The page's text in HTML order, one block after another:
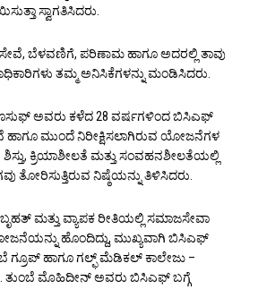
ಸ್ವಾಗತಿಸಿದರು.
ಬೆಳವಣಿಗೆ, ಪರಿಣಾಮ ಹಾಗೂ ಅದರಲ್ಲಿ ತಾವು
ತಮ್ಮ ಅನಿಸಿಕೆಗಳನ್ನು ಮಂಡಿಸಿದರು.
ಅವರು ಕಳೆದ 28 ವರ್ಷಗಳಿಂದ ಬಿಸಿಎಫ್
ಹಾಗೂ ಮುಂದೆ ನಿರೀಕ್ಷಿಸಲಾಗಿರುವ ಯೋಜನೆಗಳ
ಶಿಸ್ತು, ಕ್ರಿಯಾಶೀಲತೆ ಮತ್ತು ಸಂವಹನಶೀಲತೆಯಲ್ಲಿ
ತೋರಿಸುತ್ತಿರುವ ನಿಷ್ಠೆಯನ್ನು ತಿಳಿಸಿದರು.
ಮತ್ತು ವ್ಯಾಪಕ ರೀತಿಯಲ್ಲಿ ಸಮಾಜಸೇವಾ
ಹೊಂದಿದ್ದು, ಮುಖ್ಯವಾಗಿ ಬಿಸಿಎಫ್
ಗ್ರೂಪ್ ಹಾಗೂ ಗಲ್ಫ್ ಮೆಡಿಕಲ್ ಕಾಲೇಜು –
ಡಾ. ತುಂಬೆ ಮೊಹಿದೀನ್ ಅವರು ಬಿಸಿಎಫ್ ಬಗ್ಗೆ